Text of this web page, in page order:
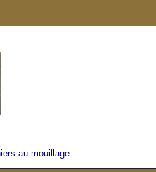
au mouillage